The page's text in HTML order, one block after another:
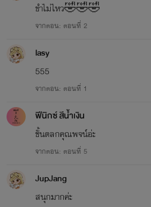
ขำไม่ไหว🤣🤣🤣
จากตอน: ตอนที่ 2
lasy
555
จากตอน: ตอนที่ 1
ฟีนิกซ์ สีน้ำเงิน
ชั้นตลกคุณพจน์อ่ะ
จากตอน: ตอนที่ 5
JupJang
สนุกมากค่ะ